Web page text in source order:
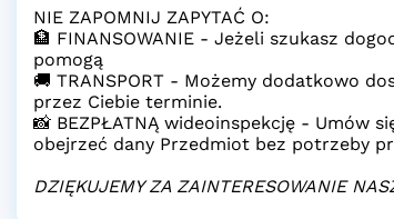
NIE ZAPOMNIJ ZAPYTAĆ O:
🏦 FINANSOWANIE - Jeżeli szukasz
pomogą
🚚 TRANSPORT - Możemy dodatkowo
przez Ciebie terminie.
📸 BEZPŁATNĄ wideoinspekcję - Umów
obejrzeć dany Przedmiot bez potrzeby
DZIĘKUJEMY ZA ZAINTERESOWANIE